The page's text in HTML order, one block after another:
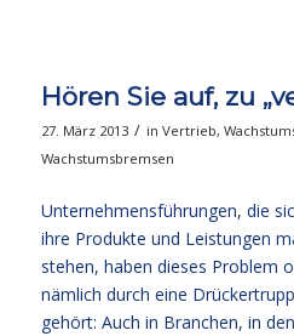
Hören Sie auf, zu
27. März 2013 / in Vertrieb,
Wachstumsbremsen
Unternehmensführungen, die
ihre Produkte und Leistungen
stehen, haben dieses Problem
nämlich durch eine
gehört: Auch in Branchen, in